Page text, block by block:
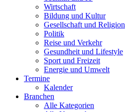
Wirtschaft
Bildung und Kultur
Gesellschaft und Religion
Politik
Reise und Verkehr
Gesundheit und Lifestyle
Sport und Freizeit
Energie und Umwelt
Termine
Kalender
Branchen
Alle Kategorien